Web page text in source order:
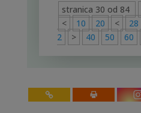
stranica 30 od 84
<
10 20 < 28
2
> 40 50 60